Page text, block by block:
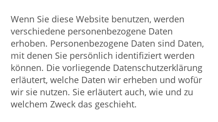
Wenn Sie diese Website benutzen, werden
verschiedene personenbezogene Daten
erhoben. Personenbezogene Daten sind Daten,
mit denen Sie persönlich identifiziert werden
können. Die vorliegende Datenschutzerklärung
erläutert, welche Daten wir erheben und wofür
wir sie nutzen. Sie erläutert auch, wie und zu
welchem Zweck das geschieht.